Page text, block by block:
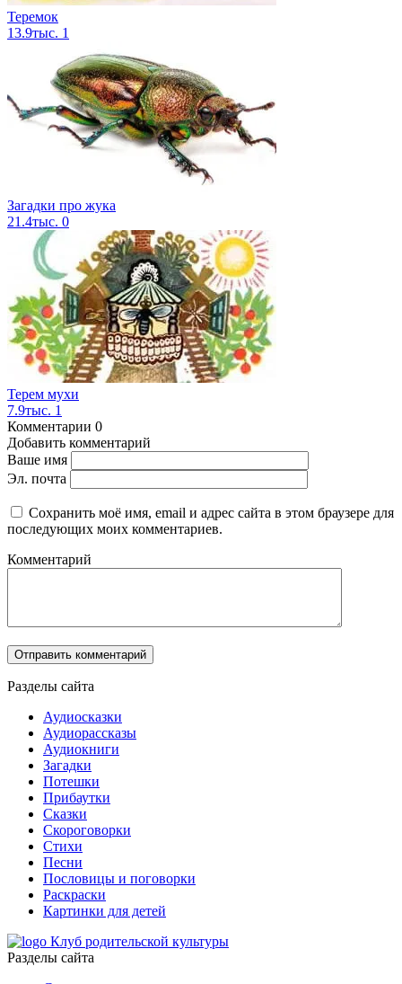
Теремок
13.9тыс. 1
Загадки про жука
21.4тыс. 0
Терем мухи
7.9тыс. 1
Комментарии 0
Добавить комментарий
Ваше имя
Эл. почта
Сохранить моё имя, email и адрес сайта в этом браузере для
последующих моих комментариев.
Комментарий
Разделы сайта
Аудиосказки
Аудиорассказы
Аудиокниги
Загадки
Потешки
Прибаутки
Сказки
Скороговорки
Стихи
Песни
Пословицы и поговорки
Раскраски
Картинки для детей
Клуб родительской культуры
Разделы сайта